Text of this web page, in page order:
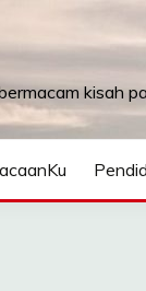
kisah